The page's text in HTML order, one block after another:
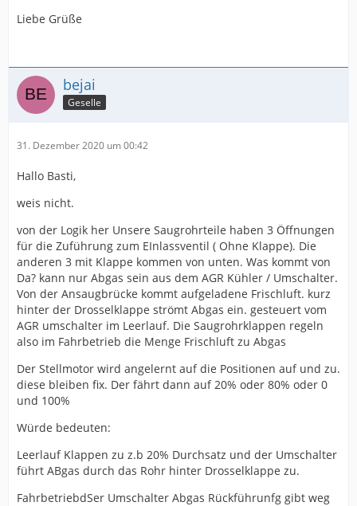
Liebe Grüße
bejai
Geselle
31. Dezember 2020 um 00:42
Hallo Basti,
weis nicht.
von der Logik her Unsere Saugrohrteile haben 3 Öffnungen
für die Zuführung zum EInlassventil ( Ohne Klappe). Die
anderen 3 mit Klappe kommen von unten. Was kommt von
Da? kann nur Abgas sein aus dem AGR Kühler / Umschalter.
Von der Ansaugbrücke kommt aufgeladene Frischluft. kurz
hinter der Drosselklappe strömt Abgas ein. gesteuert vom
AGR umschalter im Leerlauf. Die Saugrohrklappen regeln
also im Fahrbetrieb die Menge Frischluft zu Abgas
Der Stellmotor wird angelernt auf die Positionen auf und zu.
diese bleiben fix. Der fährt dann auf 20% oder 80% oder 0
und 100%
Würde bedeuten:
Leerlauf Klappen zu z.b 20% Durchsatz und der Umschalter
führt ABgas durch das Rohr hinter Drosselklappe zu.
FahrbetriebdSer Umschalter Abgas Rückführunfg gibt weg